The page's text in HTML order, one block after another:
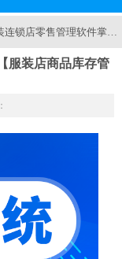
连锁店零售管理软件掌
服装店商品库存管